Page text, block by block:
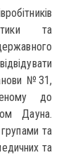
та
№31,
до
Дауна.
та
та